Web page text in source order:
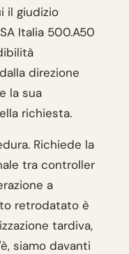
il giudizio
Italia 500.A50
direzione
la sua
richiesta.
Richiede la
tra controller
a
retrodatato è
tardiva,
siamo davanti